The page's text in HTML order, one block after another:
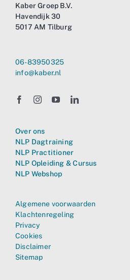
Kaber Groep B.V.
Havendijk 30
5017 AM Tilburg
06-83950325
info@kaber.nl
Over ons
NLP Dagtraining
NLP Practitioner
NLP Opleiding & Cursus
NLP Webshop
Algemene voorwaarden
Klachtenregeling
Privacy
Cookies
Disclaimer
Sitemap